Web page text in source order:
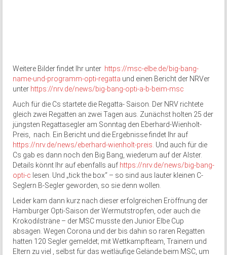
Weitere Bilder findet Ihr unter https://msc-elbe.de/big-bang-
name-und-programm-opti-regatta und einen Bericht der NRVer
unter https://nrv.de/news/big-bang-opti-a-b-beim-msc
Auch für die Cs startete die Regatta- Saison. Der NRV richtete
gleich zwei Regatten an zwei Tagen aus. Zunächst holten 25 der
jüngsten Regattasegler am Sonntag den Eberhard-Wienholt-
Preis, nach. Ein Bericht und die Ergebnisse findet Ihr auf
https://nrv.de/news/eberhard-wienholt-preis. Und auch für die
Cs gab es dann noch den Big Bang, wiederum auf der Alster.
Details könnt Ihr auf ebenfalls auf https://nrv.de/news/big-bang-
opti-c lesen. Und „tick the box“ – so sind aus lauter kleinen C-
Seglern B-Segler geworden, so sie denn wollen.
Leider kam dann kurz nach dieser erfolgreichen Eröffnung der
Hamburger Opti-Saison der Wermutstropfen, oder auch die
Krokodilsträne – der MSC musste den Junior Elbe Cup
absagen. Wegen Corona und der bis dahin so raren Regatten
hatten 120 Segler gemeldet; mit Wettkampfteam, Trainern und
Eltern zu viel , selbst für das weitläufige Gelände beim MSC, um